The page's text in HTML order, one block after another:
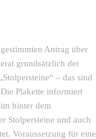
Antrag über
grundsätzlich der
– das sind
Plakette informiert
hinter dem
Stolpersteine und auch
Voraussetzung für eine